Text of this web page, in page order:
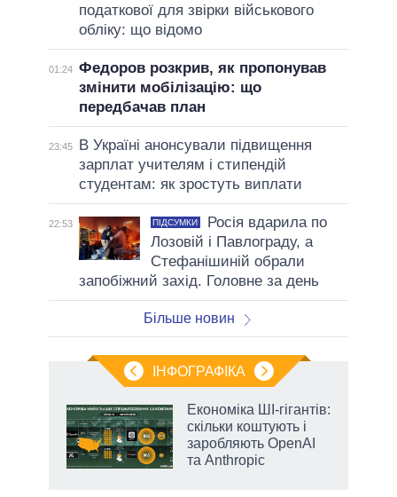
податкової для звірки військового
обліку: що відомо
01:24 Федоров розкрив, як пропонував
змінити мобілізацію: що
передбачав план
23:45
В Україні анонсували підвищення
зарплат учителям і стипендій
студентам: як зростуть виплати
22:53 ПІДСУМКИ
Росія вдарила по
Лозовій і Павлограду, а
Стефанішиній обрали
запобіжний захід. Головне за день
Більше новин
ІНФОГРАФІКА
Економіка ШІ-гігантів:
скільки коштують і
заробляють OpenAI
та Anthropic